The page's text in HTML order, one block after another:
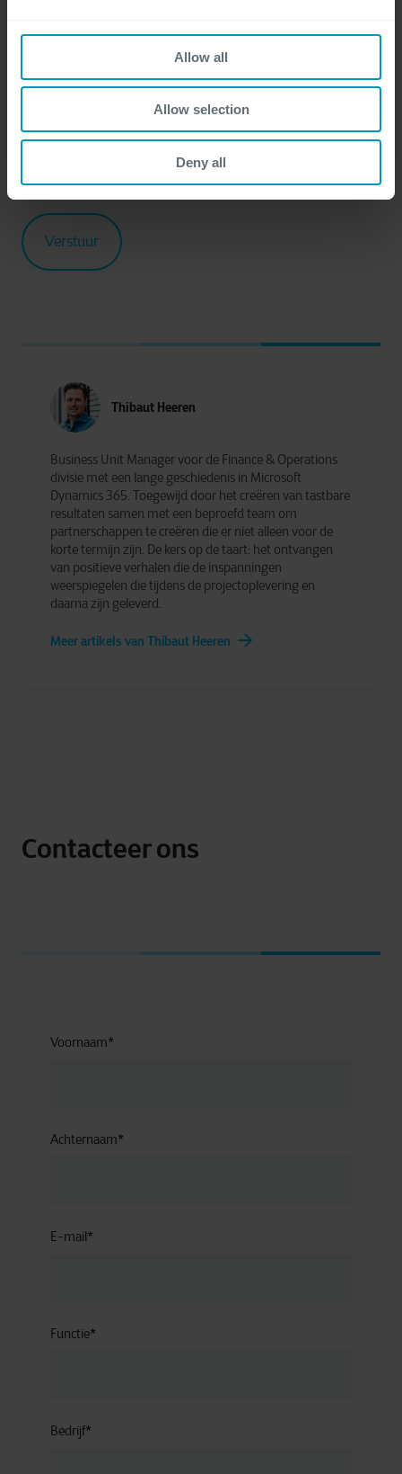
Allow all
Allow selection
Deny all
marketingcommunicaties met betrekking tot alle
diensten van Cegeka.
Om meer te weten te komen over de verwerking van uw
persoonlijke gegevens, bezoek onze
Thibaut Heeren
Business Unit Manager voor de Finance & Operations
divisie met een lange geschiedenis in Microsoft
Dynamics 365. Toegewijd door het creëren van tastbare
resultaten samen met een beproefd team om
partnerschappen te creëren die er niet alleen voor de
korte termijn zijn. De kers op de taart: het ontvangen
van positieve verhalen die de inspanningen
weerspiegelen die tijdens de projectoplevering en
daarna zijn geleverd.
Meer artikels van Thibaut Heeren
Contacteer ons
Voornaam*
Achternaam*
E-mail*
Functie*
Bedrijf*